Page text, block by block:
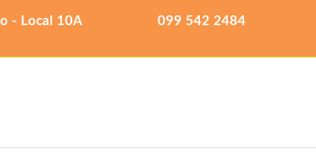
- Local 10A 099 542 2484